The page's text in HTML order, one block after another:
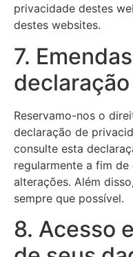
privacidade destes
destes websites.
7.
Reservamo-nos o
declaração de
consulte esta
regularmente a fim
alterações. Além
sempre que possível.
8. Acesso